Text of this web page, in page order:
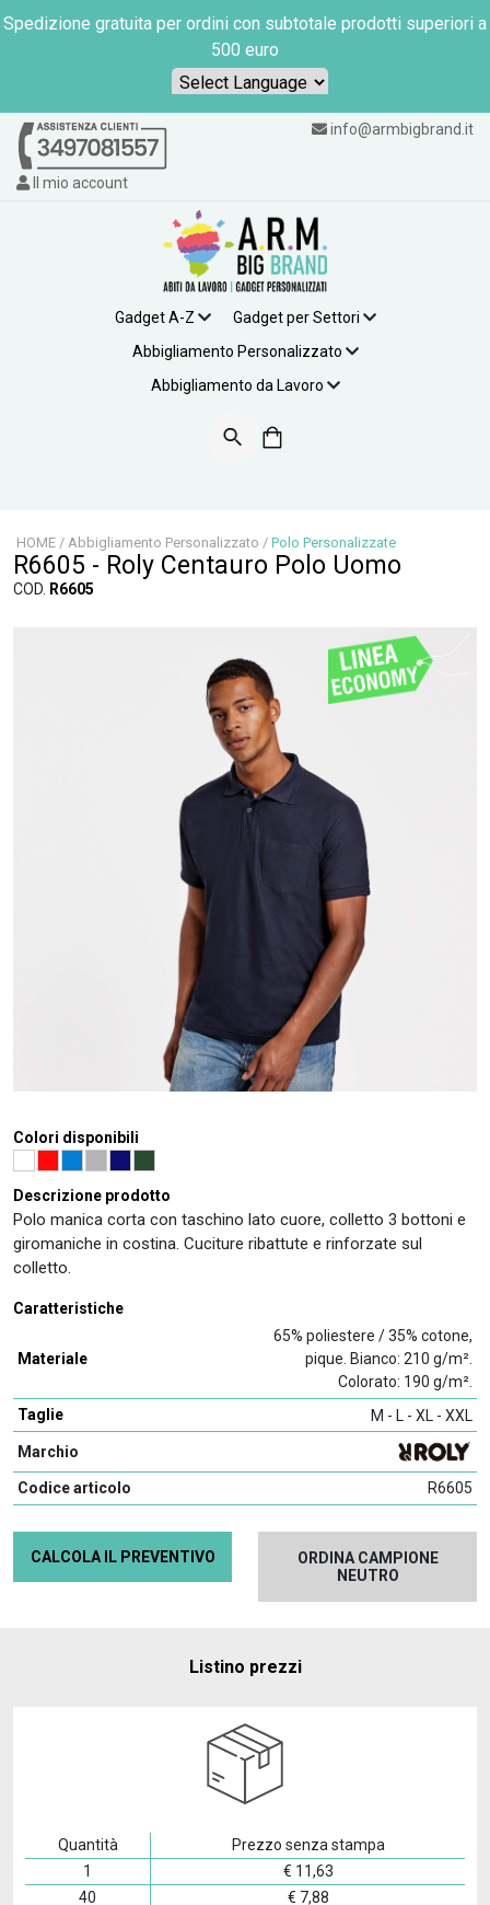
Spedizione gratuita per ordini con subtotale prodotti superiori a
500 euro
Powered by
info@armbigbrand.it
Il mio account
Gadget A-Z
Gadget per Settori
Abbigliamento Personalizzato
Abbigliamento da Lavoro
HOME / Abbigliamento Personalizzato / Polo Personalizzate
R6605 - Roly Centauro Polo Uomo
COD. R6605
Descrizione prodotto
Polo manica corta con taschino lato cuore, colletto 3 bottoni e
giromaniche in costina. Cuciture ribattute e rinforzate sul
colletto.
Caratteristiche
Materiale
65% poliestere / 35% cotone,
pique. Bianco: 210 g/m².
Colorato: 190 g/m².
Taglie
M - L - XL - XXL
Marchio
Codice articolo R6605
Colori disponibili
CALCOLA IL PREVENTIVO
ORDINA CAMPIONE
NEUTRO
Listino prezzi
Quantità
Prezzo senza stampa
1
€ 11,63
40
€ 7,88